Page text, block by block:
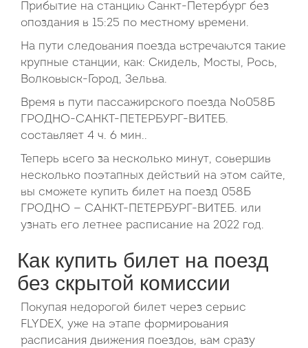
Прибытие на станцию Санкт-Петербург без
опоздания в 15:25 по местному времени.
На пути следования поезда встречаются такие
крупные станции, как: Скидель, Мосты, Рось,
Волковыск-Город, Зельва.
Время в пути пассажирского поезда №058Б
ГРОДНО-САНКТ-ПЕТЕРБУРГ-ВИТЕБ.
составляет 4 ч. 6 мин..
Теперь всего за несколько минут, совершив
несколько поэтапных действий на этом сайте,
вы сможете купить билет на поезд 058Б
ГРОДНО — САНКТ-ПЕТЕРБУРГ-ВИТЕБ. или
узнать его летнее расписание на 2022 год.
Как купить билет на поезд
без скрытой комиссии
Покупая недорогой билет через сервис
FLYDEX, уже на этапе формирования
расписания движения поездов, вам сразу